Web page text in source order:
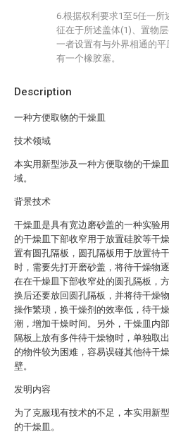
Description
一种方便取物的干燥皿
技术领域
本实用新型涉及一种方便取物的干燥
域。
背景技术
干燥皿是具有宽边磨砂盖的一种实验
的干燥皿下部收窄用于放置硅胶等干
置有圆孔隔板，圆孔隔板用于放置待
时，需要先打开磨砂盖，将待干燥物
在在干燥皿下部收窄处的圆孔隔板，
换后还要放回圆孔隔板，并将待干燥
操作繁琐，换干燥剂的效率低，待干
潮，增加干燥时间。另外，干燥皿内
隔板上放有多件待干燥物时，单独取
的物件较为困难，容易误碰其他待干
壁。
发明内容
为了克服现有技术的不足，本实用新
的干燥皿。
6.根据权利要求1至5任一
征在于所述盖体(1)、置物
一者设置有与外界相通的
有一个橡胶塞。